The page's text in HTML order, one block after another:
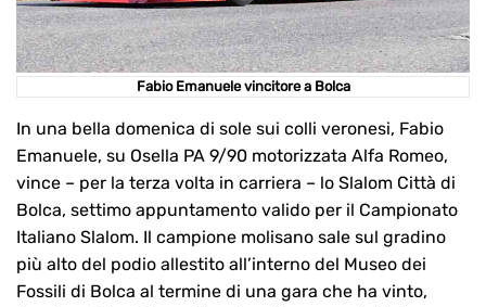
Fabio Emanuele vincitore a Bolca
In una bella domenica di sole sui colli veronesi, Fabio
Emanuele, su Osella PA 9/90 motorizzata Alfa Romeo,
vince – per la terza volta in carriera – lo Slalom Città di
Bolca, settimo appuntamento valido per il Campionato
Italiano Slalom. Il campione molisano sale sul gradino
più alto del podio allestito all’interno del Museo dei
Fossili di Bolca al termine di una gara che ha vinto,